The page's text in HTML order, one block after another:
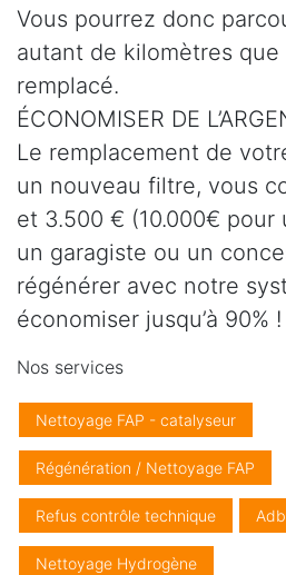
Vous pourrez donc
autant de kilomètres que
remplacé.
ÉCONOMISER DE
Le remplacement de
un nouveau filtre, vous
et 3.500 € (10.000€ pour
un garagiste ou un
régénérer avec notre
économiser jusqu’à 90% !
Nos services
Nettoyage FAP - catalyseur
Régénération / Nettoyage FAP
Refus contrôle technique
Nettoyage Hydrogène